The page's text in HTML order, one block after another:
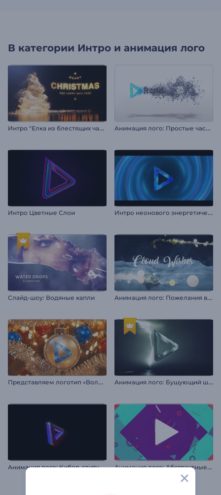
В категории Интро и анимация лого
И
нтро "Елка из блестящих частиц" А
нимация лого: Простые частицы
Интро Цветные Слои И
нтро неонового энергетического вихря
Слайд-шоу: Водяные капли А
нимация лого: Пожелания в облаках
П
редставляем логотип «Волшебство Санты» А
нимация лого: Бушующий шторм
Анимация лого: Кибер-глитч А
нимация лого: Абстрактные формы